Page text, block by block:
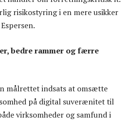
risikostyring i en mere usikker
bedre rammer og færre
målrettet indsats at omsætte
på digital suverænitet til
virksomheder og samfund i